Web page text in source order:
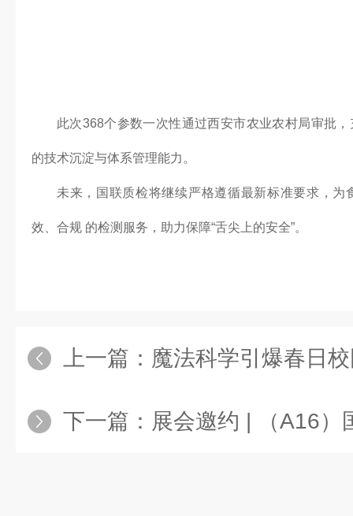
此次368个参数一次性通过西安市农业农村局审批
的技术沉淀与体系管理能力。
未来，国联质检将继续严格遵循最新标准要求，
效、合规 的检测服务，助力保障“舌尖上的安全”。
上一篇： 魔法科学引爆春日校园！怡心幼儿园
下一篇： 展会邀约 | （A16）国联质检邀您参加苏州市第五